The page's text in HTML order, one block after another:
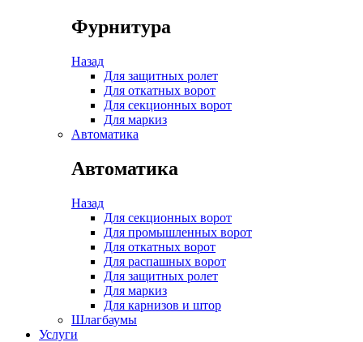
Фурнитура
Назад
Для защитных ролет
Для откатных ворот
Для секционных ворот
Для маркиз
Автоматика
Автоматика
Назад
Для секционных ворот
Для промышленных ворот
Для откатных ворот
Для распашных ворот
Для защитных ролет
Для маркиз
Для карнизов и штор
Шлагбаумы
Услуги